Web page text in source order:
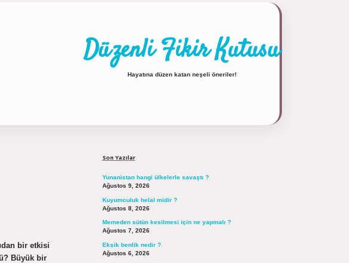
Düzenli Fikir Kutusu
Hayatına düzen katan neşeli öneriler!
bir etkisi
Büyük bir
Son Yazılar
Yunanistan hangi ülkelerle savaştı ?
Ağustos 9, 2026
Kuyumculuk helal midir ?
Ağustos 8, 2026
Memeden sütün kesilmesi için ne yapmalı ?
Ağustos 7, 2026
Eksik benlik nedir ?
Ağustos 6, 2026